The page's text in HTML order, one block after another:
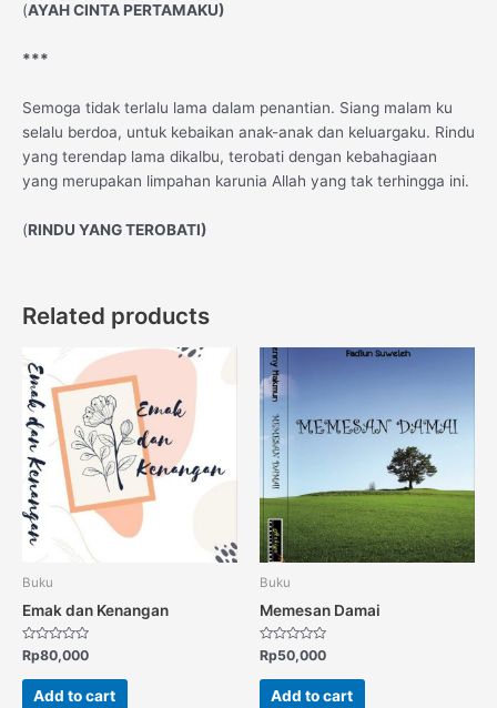
(AYAH CINTA PERTAMAKU)
***
Semoga tidak terlalu lama dalam penantian. Siang malam ku
selalu berdoa, untuk kebaikan anak-anak dan keluargaku. Rindu
yang terendap lama dikalbu, terobati dengan kebahagiaan
yang merupakan limpahan karunia Allah yang tak terhingga ini.
(RINDU YANG TEROBATI)
Related products
Buku
Emak dan Kenangan
Rated
0
out
Rp80,000
Add to cart
Buku
Memesan Damai
Rated
0
out
Rp50,000
Add to cart